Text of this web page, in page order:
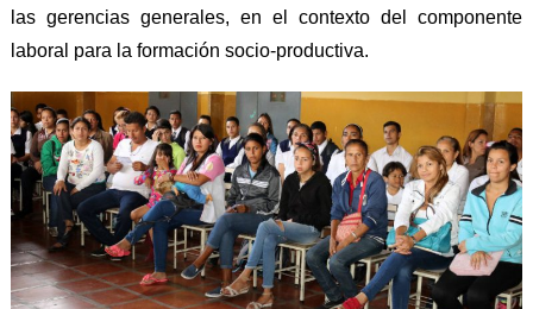
las gerencias generales, en el contexto del componente
laboral para la formación socio-productiva.